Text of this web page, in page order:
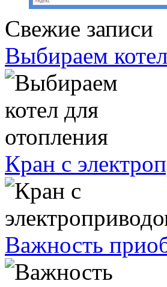
Свежие записи
Выбираем
Кран с
Важность